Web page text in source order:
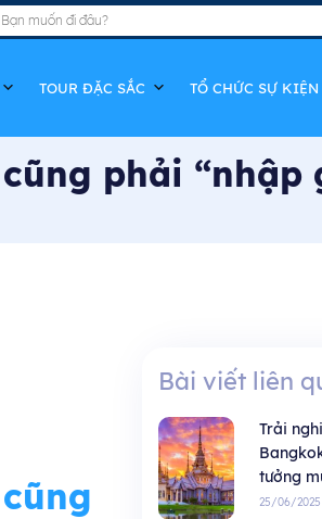
TOUR ĐẶC SẮC TỔ CHỨC SỰ KIỆN
phải “nhập
Bài viết liên
Trải
tưởng
25/06/2025